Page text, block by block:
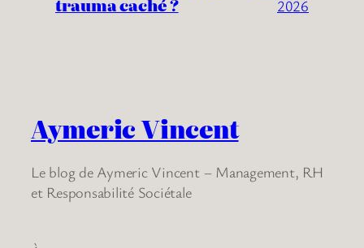
trauma caché ?
2026
Aymeric Vincent
Le blog de Aymeric Vincent – Management, RH
et Responsabilité Sociétale